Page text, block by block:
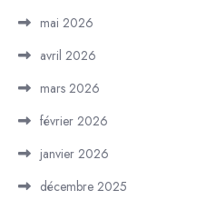
mai 2026
avril 2026
mars 2026
février 2026
janvier 2026
décembre 2025